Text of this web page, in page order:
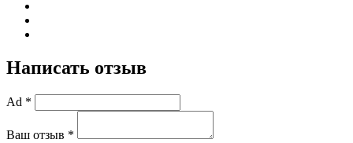
Написать отзыв
Ad *
Ваш отзыв *